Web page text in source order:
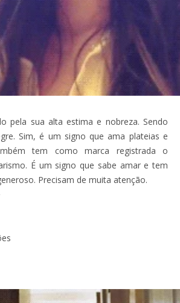
pela sua alta estima e nobreza. Sendo
Sim, é um signo que ama plateias e
tem como marca registrada o
É um signo que sabe amar e tem
Precisam de muita atenção.